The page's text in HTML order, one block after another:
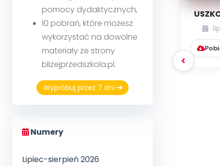
pomocy dydaktycznych,
10 pobrań, które możesz
wykorzystać na dowolne
materiały ze strony
blizejprzedszkola.pl.
Wypróbuj przez 7 dni
Numery
Lipiec-sierpień 2026